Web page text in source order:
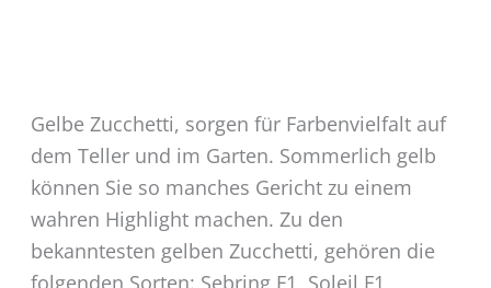
Gelbe Zucchetti, sorgen für Farbenvielfalt auf
dem Teller und im Garten. Sommerlich gelb
können Sie so manches Gericht zu einem
wahren Highlight machen. Zu den
bekanntesten gelben Zucchetti, gehören die
folgenden Sorten: Sebring F1, Soleil F1,